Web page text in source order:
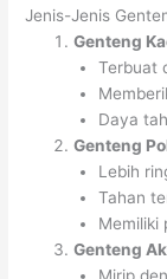
Jenis-Jenis
Genteng
Terbuat
Daya
Genteng
Lebih
Tahan
Memiliki
Genteng